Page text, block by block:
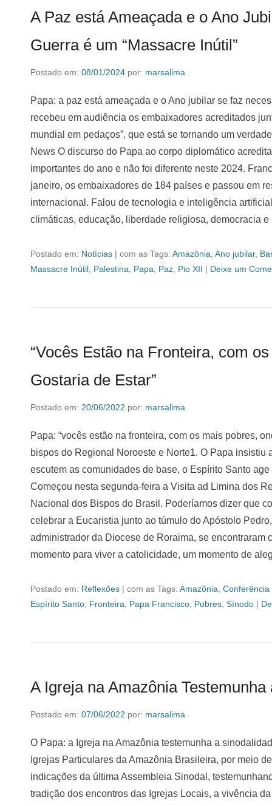
A Paz está Ameaçada e o Ano
Guerra é um “Massacre Inútil”
Postado em: 08/01/2024 por: marsalima
Papa: a paz está ameaçada e o Ano jubilar se faz
recebeu em audiência os embaixadores acreditados
mundial em pedaços”, que está se tornando um
News O discurso do Papa ao corpo diplomático
importantes do ano e não foi diferente neste 2024.
janeiro, os embaixadores de 184 países e passou em
internacional. Falou de tecnologia e inteligência
climáticas, educação, liberdade religiosa, democracia e
Postado em: Notícias | com as Tags: Amazônia Ano jubilar,
Massacre Inútil Palestina Papa Paz Pio XII | Deixe um
“Vocês Estão na Fronteira, com
Gostaria de Estar”
Postado em: 20/06/2022 por: marsalima
Papa: “vocês estão na fronteira, com os mais pobres,
bispos do Regional Noroeste e Norte1. O Papa insistiu
escutem as comunidades de base, o Espírito Santo
Começou nesta segunda-feira a Visita ad Limina dos
Nacional dos Bispos do Brasil. Poderíamos dizer que
celebrar a Eucaristia junto ao túmulo do Apóstolo
administrador da Diocese de Roraima, se encontraram
momento para viver a catolicidade, um momento de
Postado em: Reflexões | com as Tags: Amazônia Conferência
Espírito Santo Fronteira Papa Francisco Pobres Sínodo |
A Igreja na Amazônia
Postado em: 07/06/2022 por: marsalima
O Papa: a Igreja na Amazônia testemunha a
Igrejas Particulares da Amazônia Brasileira, por meio
indicações da última Assembleia Sinodal,
tradição dos encontros das Igrejas Locais, a vivência